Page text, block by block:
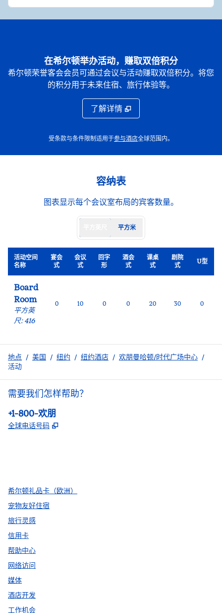
在希尔顿举办活动，赚取双倍积分
希尔顿荣誉客会会员可通过会议与活动赚取双倍积分。将您
的积分用于未来住宿、旅行体验等。
了解详情
受条款与条件限制适用于参与酒店，打开新标签
全球范围内。
容纳表
图表显示每个会议室布局的宾客数量。
平方米
活动空间
名称
宴会
式
会议
式
回字
形
酒会
式
课桌
式
剧院
式
U型
Board
Room
平方英
尺: 416
0 10 0 0 20 30 0
地点 / 美国 / 纽约 / 纽约酒店 / 欢朋曼哈顿/时代广场中心 /
活动
需要我们怎样帮助？
电话:
+1-800-欢朋
全球电话号码 ,
希尔顿礼品卡（欧洲）
宠物友好住宿
旅行灵感
信用卡
帮助中心
网络访问
媒体
酒店开发
工作机会